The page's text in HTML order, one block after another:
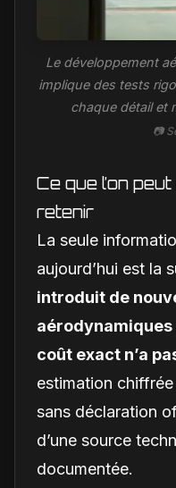
Le développement
implique des tests
chaque détail et
📷
Ce que l’on
retenir
La seule
aujourd’hui est la
introduit de
aérodynamiques
coût exact n’a
estimation
sans déclaration
d’une source
documentée.